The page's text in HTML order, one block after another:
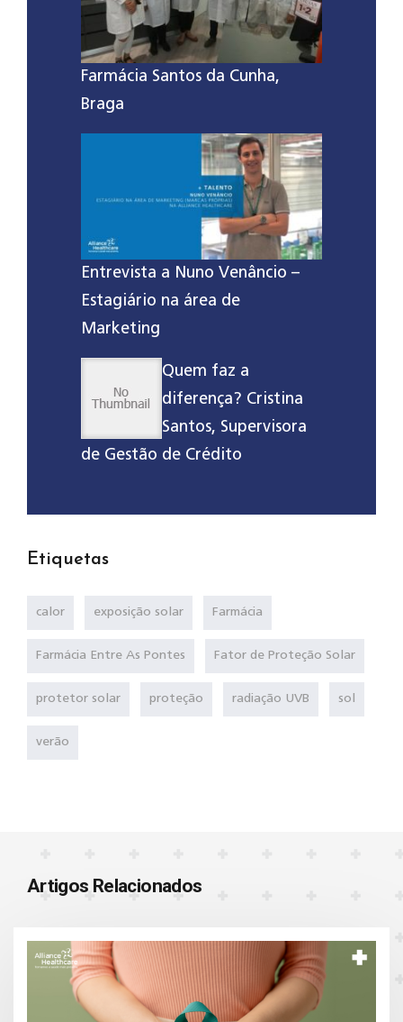
Farmácia Santos da Cunha,
Braga
Entrevista a Nuno Venâncio –
Estagiário na área de
Marketing
Quem faz a
diferença? Cristina
Santos, Supervisora
de Gestão de Crédito
Etiquetas
calor exposição solar Farmácia
Farmácia Entre As Pontes Fator de Proteção Solar
protetor solar proteção radiação UVB sol
verão
Artigos Relacionados